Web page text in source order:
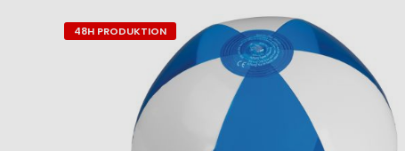
Zum
Ende
Zum
Anfang
48H PRODUKTION